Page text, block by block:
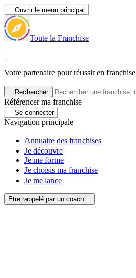
Ouvrir le menu principal
Toute la Franchise
|
Votre partenaire pour réussir en franchise
Rechercher
Référencer ma franchise
Se connecter
Navigation principale
Annuaire des franchises
Je découvre
Je me forme
Je choisis ma franchise
Je me lance
Etre rappelé par un coach